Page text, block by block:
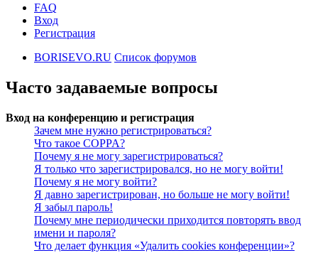
FAQ
Вход
Регистрация
BORISEVO.RU Список форумов
Часто задаваемые вопросы
Вход на конференцию и регистрация
Зачем мне нужно регистрироваться?
Что такое COPPA?
Почему я не могу зарегистрироваться?
Я только что зарегистрировался, но не могу войти!
Почему я не могу войти?
Я давно зарегистрирован, но больше не могу войти!
Я забыл пароль!
Почему мне периодически приходится повторять ввод
имени и пароля?
Что делает функция «Удалить cookies конференции»?